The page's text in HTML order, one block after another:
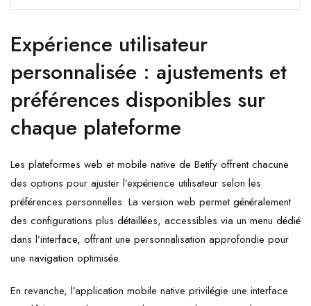
Expérience utilisateur
personnalisée : ajustements et
préférences disponibles sur
chaque plateforme
Les plateformes web et mobile native de Betify offrent chacune
des options pour ajuster l’expérience utilisateur selon les
préférences personnelles. La version web permet généralement
des configurations plus détaillées, accessibles via un menu dédié
dans l’interface, offrant une personnalisation approfondie pour
une navigation optimisée.
En revanche, l’application mobile native privilégie une interface